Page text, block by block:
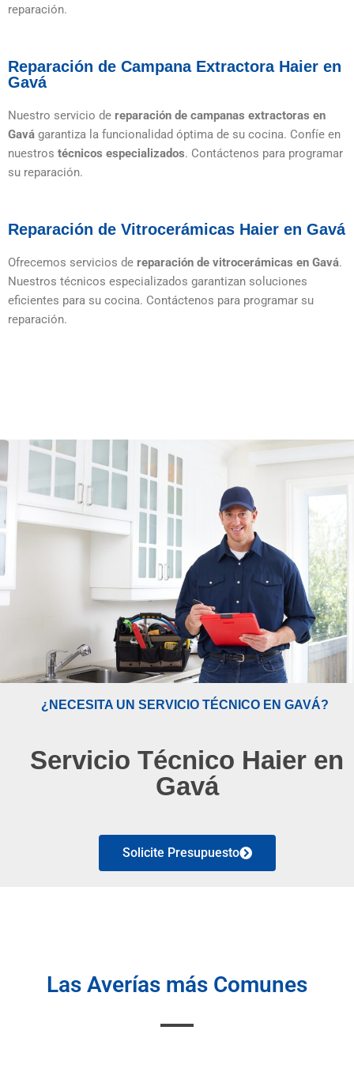
reparación.
Reparación de Campana Extractora Haier en
Gavá
Nuestro servicio de reparación de campanas extractoras en
Gavá garantiza la funcionalidad óptima de su cocina. Confíe en
nuestros técnicos especializados. Contáctenos para programar
su reparación.
Reparación de Vitrocerámicas Haier en Gavá
Ofrecemos servicios de reparación de vitrocerámicas en Gavá.
Nuestros técnicos especializados garantizan soluciones
eficientes para su cocina. Contáctenos para programar su
reparación.
¿NECESITA UN SERVICIO TÉCNICO EN GAVÁ?
Servicio Técnico Haier en
Gavá
Solicite Presupuesto
Las Averías más Comunes